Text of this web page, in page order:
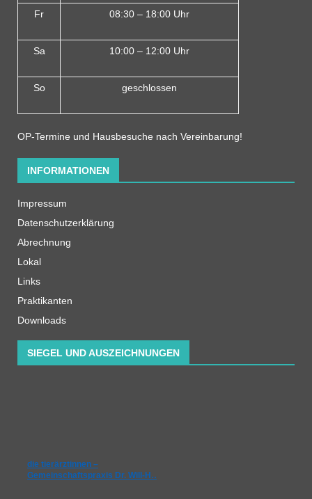
Fr 08:30 – 18:00 Uhr
Sa 10:00 – 12:00 Uhr
So geschlossen
OP-Termine und Hausbesuche nach Vereinbarung!
INFORMATIONEN
Impressum
Datenschutzerklärung
Abrechnung
Lokal
Links
Praktikanten
Downloads
SIEGEL UND AUSZEICHNUNGEN
die tierärztinnen –
Gemeinschaftspraxis Dr. Will-H…